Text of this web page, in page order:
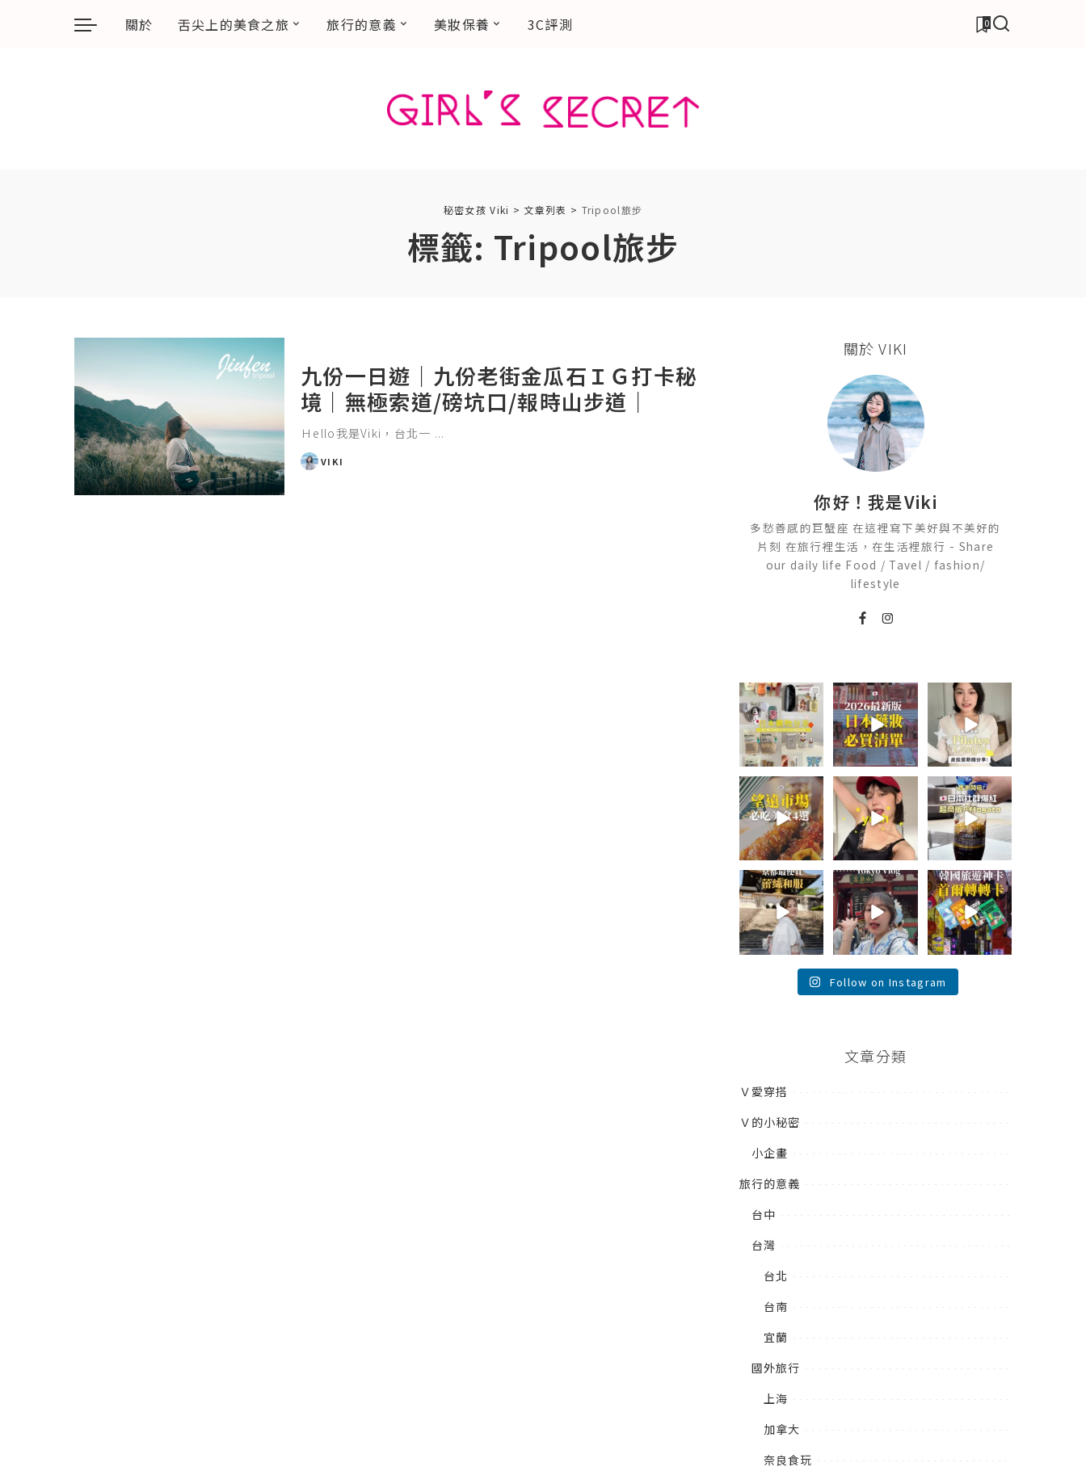
關於 舌尖上的美食之旅 旅行的意義 美妝保養 3C評測 0
秘密女孩 Viki > 文章列表 > Tripool旅步
標籤: Tripool旅步
九份一日遊｜九份老街金瓜石ＩＧ打卡秘
境｜無極索道/磅坑口/報時山步道｜
Ｈello我是Viki，台北一 ...
POSTED
VIKI
關於 VIKI
你好！我是Viki
多愁善感的巨蟹座 在這裡寫下美好與不美好的
片刻 在旅行裡生活，在生活裡旅行 - Share
our daily life Food / Tavel / fashion/
lifestyle
💭留言「免費」
傳日本藥妝店/百
貨/機場/Donki/
折價券給你...
531
49
2026🇯🇵日本藥
妝店必買什麼
日本最近紅什
麼？...
123
20
💭留言「美背」
傳🔗給你！
🏷️#吉推韓國
🇰🇷
...
48 20
\🇰🇷韓國望遠市
場4家必吃美食
😋/
💭留言「望遠市
場」傳地址給
你...
348
59
summer
outfit⋆.˚✮🎧
✮˚.⋆
夏日穿搭最需要
單品！...
755
43
\🇯🇵日本爆紅!超
商版Affogato 🍨
☕️/
🏷️#吉推日本🇯🇵
...
118
26
💭留言「蕾絲」
傳預約🔗給你！
\🇯🇵京都最便宜
蕾絲和服推
薦！/ ...
101
\💭留言「PGC」
傳預約🔗給你 /
Tokyo birthday
trip 🫧...
121
38
\💭留言「轉轉」
傳懶人包和購買
🔗給你
\🇰🇷韓國旅遊神
卡！首爾轉轉卡
✨ / ...
146
Follow on Instagram
文章分類
Ｖ愛穿搭
Ｖ的小秘密
小企畫
旅行的意義
台中
台灣
台北
台南
宜蘭
國外旅行
上海
加拿大
奈良食玩